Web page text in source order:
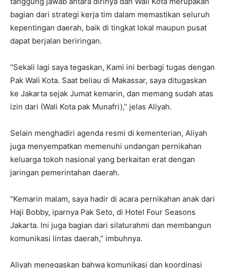
bagian dari strategi kerja tim dalam memastikan seluruh
kepentingan daerah, baik di tingkat lokal maupun pusat
dapat berjalan beriringan.
“Sekali lagi saya tegaskan, Kami ini berbagi tugas dengan
Pak Wali Kota. Saat beliau di Makassar, saya ditugaskan
ke Jakarta sejak Jumat kemarin, dan memang sudah atas
izin dari (Wali Kota pak Munafri),” jelas Aliyah.
Selain menghadiri agenda resmi di kementerian, Aliyah
juga menyempatkan memenuhi undangan pernikahan
keluarga tokoh nasional yang berkaitan erat dengan
jaringan pemerintahan daerah.
“Kemarin malam, saya hadir di acara pernikahan anak dari
Haji Bobby, iparnya Pak Seto, di Hotel Four Seasons
Jakarta. Ini juga bagian dari silaturahmi dan membangun
komunikasi lintas daerah,” imbuhnya.
Aliyah menegaskan bahwa komunikasi dan koordinasi